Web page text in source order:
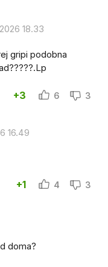
18.33
gripi podobna
+3 6 3
16.49
+1 4 3
doma?